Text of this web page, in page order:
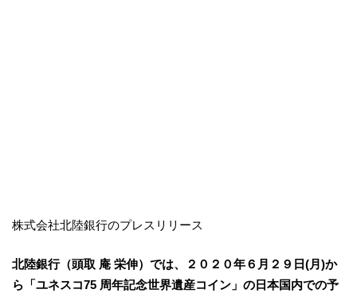
株式会社北陸銀行のプレスリリース
北陸銀行（頭取 庵 栄伸）では、２０２０年６月２９日(月)か
ら「ユネスコ75 周年記念世界遺産コイン」の日本国内での予